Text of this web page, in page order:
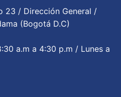
23 / Dirección General /
(Bogotá D.C)
a.m a 4:30 p.m / Lunes a